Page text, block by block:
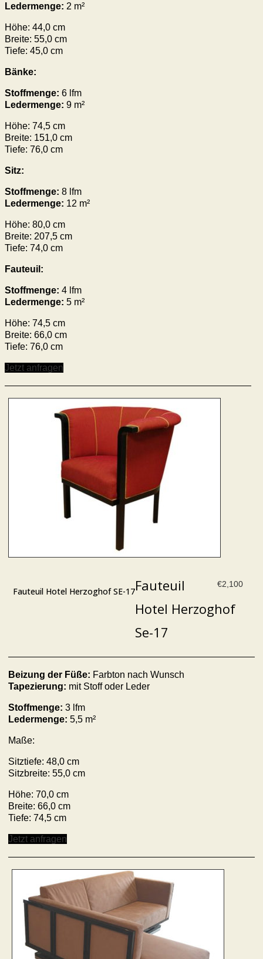
Ledermenge: 2 m²
Höhe: 44,0 cm
Breite: 55,0 cm
Tiefe: 45,0 cm
Bänke:
Stoffmenge: 6 lfm
Ledermenge: 9 m²
Höhe: 74,5 cm
Breite: 151,0 cm
Tiefe: 76,0 cm
Sitz:
Stoffmenge: 8 lfm
Ledermenge: 12 m²
Höhe: 80,0 cm
Breite: 207,5 cm
Tiefe: 74,0 cm
Fauteuil:
Stoffmenge: 4 lfm
Ledermenge: 5 m²
Höhe: 74,5 cm
Breite: 66,0 cm
Tiefe: 76,0 cm
Jetzt anfragen
Fauteuil Hotel Herzoghof SE-17
€2,100
Fauteuil
Hotel Herzoghof
Se-17
Beizung der Füße: Farbton nach Wunsch
Tapezierung: mit Stoff oder Leder
Stoffmenge: 3 lfm
Ledermenge: 5,5 m²
Maße:
Sitztiefe: 48,0 cm
Sitzbreite: 55,0 cm
Höhe: 70,0 cm
Breite: 66,0 cm
Tiefe: 74,5 cm
Jetzt anfragen